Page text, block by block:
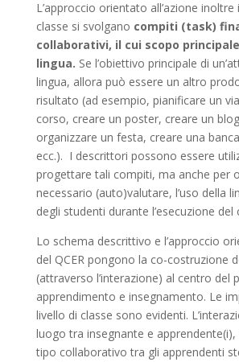
L’approccio orientato all’azione inoltre
classe si svolgano compiti (task)
collaborativi, il cui scopo
lingua. Se l’obiettivo principale di
lingua, allora può essere un altro
risultato (ad esempio, pianificare un
corso, creare un poster, creare un
organizzare un festa, creare una
ecc.). I descrittori possono essere
progettare tali compiti, ma anche per
necessario (auto)valutare, l’uso della
degli studenti durante l’esecuzione del
Lo schema descrittivo e l’approccio
del QCER pongono la co-costruzione
(attraverso l’interazione) al centro del
apprendimento e insegnamento. Le
livello di classe sono evidenti.
luogo tra insegnante e
tipo collaborativo tra gli apprendenti